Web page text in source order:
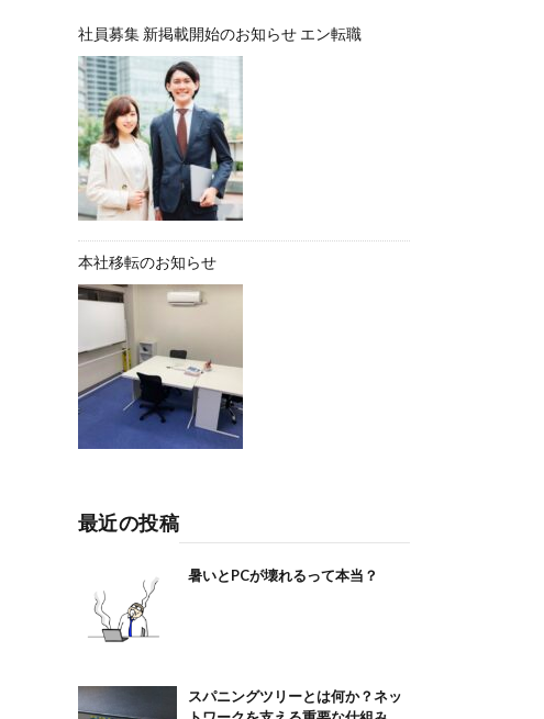
社員募集 新掲載開始のお知らせ エン転職
本社移転のお知らせ
最近の投稿
暑いとPCが壊れるって本当？
スパニングツリーとは何か？ネッ